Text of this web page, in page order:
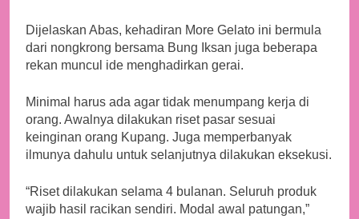
Dijelaskan Abas, kehadiran More Gelato ini bermula
dari nongkrong bersama Bung Iksan juga beberapa
rekan muncul ide menghadirkan gerai.
Minimal harus ada agar tidak menumpang kerja di
orang. Awalnya dilakukan riset pasar sesuai
keinginan orang Kupang. Juga memperbanyak
ilmunya dahulu untuk selanjutnya dilakukan eksekusi.
“Riset dilakukan selama 4 bulanan. Seluruh produk
wajib hasil racikan sendiri. Modal awal patungan,”